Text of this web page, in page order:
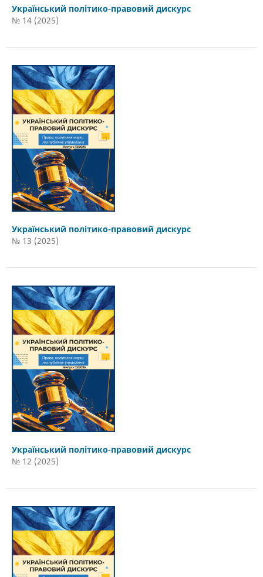
Український політико-правовий дискурс
№ 14 (2025)
Український політико-правовий дискурс
№ 13 (2025)
Український політико-правовий дискурс
№ 12 (2025)